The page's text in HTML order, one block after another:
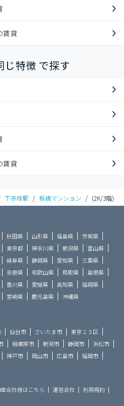
賃貸
特徴 で探す
賃貸
下赤塚駅 / 板橋マンション / (2K/3階)
秋田県 山形県 福島県
茨城県
東京都 神奈川県 新潟県
富山県
岐阜県 静岡県 愛知県
三重県
奈良県 和歌山県 鳥取県
島根県
香川県 愛媛県 高知県
福岡県
宮崎県 鹿児島県 沖縄県
仙台市 さいたま市
東京２３区
相模原市 新潟市 静岡市
浜松市
神戸市 岡山市 広島市
福岡市
会社様はこちら 運営会社
利用規約